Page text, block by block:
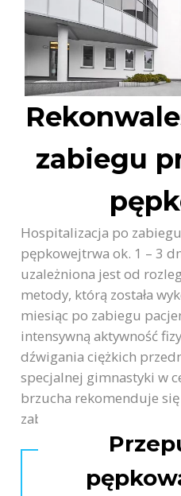
zabiegu
Hospitalizacja po
pępkowejtrwa ok. 1 – 3
uzależniona jest od
metody, którą została
miesiąc po zabiegu
intensywną aktywność
dźwigania ciężkich
specjalnej gimnastyki w
brzucha rekomenduje
zabiegu.